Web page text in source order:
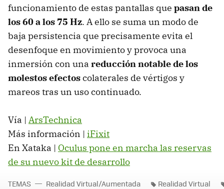
funcionamiento de estas pantallas que pasan de
los 60 a los 75 Hz. A ello se suma un modo de
baja persistencia que precisamente evita el
desenfoque en movimiento y provoca una
inmersión con una reducción notable de los
molestos efectoscolaterales de vértigos y
mareos tras un uso continuado.
Vía | ArsTechnica
Más información | iFixit
En Xataka | Oculus pone en marcha las reservas
de su nuevo kit de desarrollo
TEMAS Realidad Virtual/Aumentada Realidad Virtual